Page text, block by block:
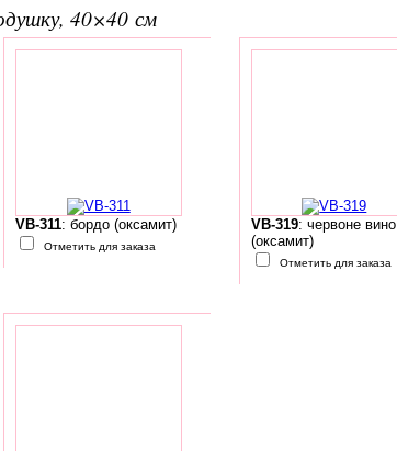
40×40 см
VB-311: бордо (оксамит)
Отметить для заказа
VB-319: червоне вино
(оксамит)
Отметить для заказа